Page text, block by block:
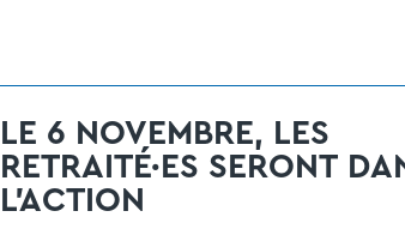
LE 6 NOVEMBRE, LES
RETRAITÉ·ES SERONT
L’ACTION